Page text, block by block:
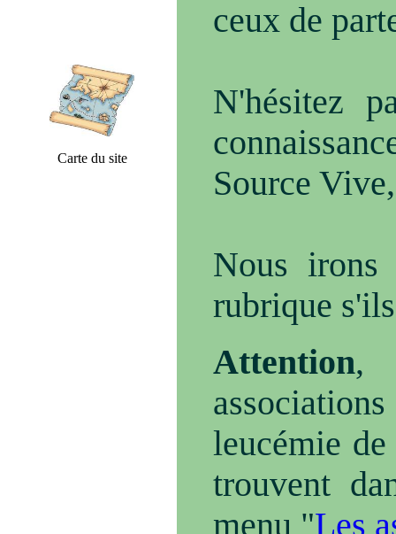
Carte du site
ceux de
N'hésitez
Source
Nous irons
rubrique
Attention,
leucémie
trouvent
menu "Les